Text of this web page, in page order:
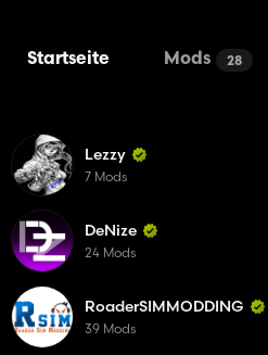
Startseite Mods 28
Lezzy
7 Mods
DeNize
24 Mods
RoaderSIMMODDING
39 Mods